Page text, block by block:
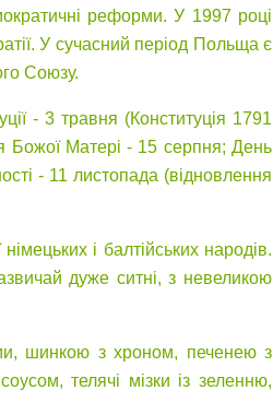
реформи. У 1997 році
У сучасний період Польща є
Союзу.
- 3 травня (Конституція 1791
Божої Матері - 15 серпня; День
- 11 листопада (відновлення
і балтійських народів.
дуже ситні, з невеликою
шинкою з хроном, печенею з
телячі мізки із зеленню,